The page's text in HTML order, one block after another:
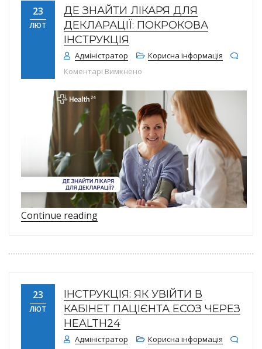
23
ЛЮТ
ДЕ ЗНАЙТИ ЛІКАРЯ ДЛЯ
ДЕКЛАРАЦІЇ: ПОКРОКОВА
ІНСТРУКЦІЯ
Адміністратор
Корисна інформація
Коментарі Вимкнено
Continue reading“Де знайти лікаря для декларації:
23
ЛЮТ
ІНСТРУКЦІЯ: ЯК УВІЙТИ В
КАБІНЕТ ПАЦІЄНТА ЕСОЗ ЧЕРЕЗ
HEALTH24
Адміністратор
Корисна інформація